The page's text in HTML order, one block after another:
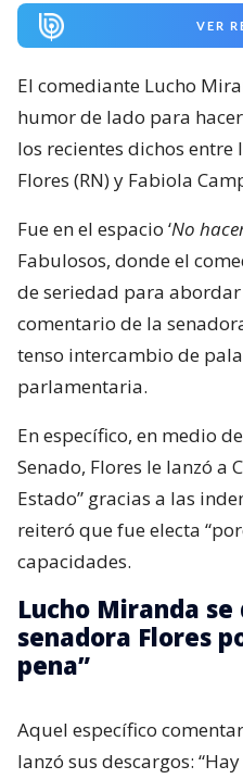
VER
El comediante Lucho
humor de lado para
los recientes dichos entre
Flores (RN) y Fabiola
Fue en el espacio ‘No
Fabulosos, donde el
de seriedad para
comentario de la
tenso intercambio de
parlamentaria.
En específico, en medio
Senado, Flores le lanzó a
Estado” gracias a las
reiteró que fue electa
capacidades.
Lucho Miranda
senadora Flores
pena”
Aquel específico
lanzó sus descargos: